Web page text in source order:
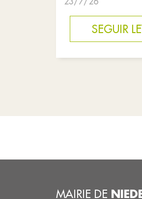
SEGUIR
MAIRIE DE